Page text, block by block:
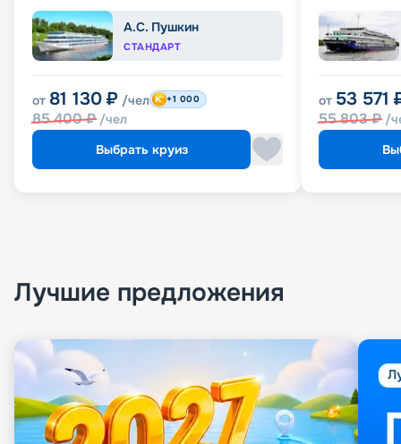
А.С. Пушкин
СТАНДАРТ
от 81 130 ₽ /чел
85 400₽ /чел
+1 000
Выбрать круиз
от 53 571
55 803₽ /
Лучшие предложения